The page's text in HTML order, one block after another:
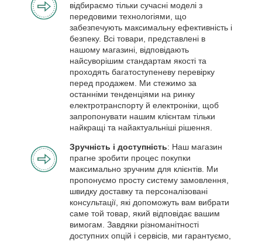
відбираємо тільки сучасні моделі з
передовими технологіями, що
забезпечують максимальну ефективність і
безпеку. Всі товари, представлені в
нашому магазині, відповідають
найсуворішим стандартам якості та
проходять багатоступеневу перевірку
перед продажем. Ми стежимо за
останніми тенденціями на ринку
електротранспорту й електроніки, щоб
запропонувати нашим клієнтам тільки
найкращі та найактуальніші рішення.
Зручність і доступність: Наш магазин
прагне зробити процес покупки
максимально зручним для клієнтів. Ми
пропонуємо просту систему замовлення,
швидку доставку та персоналізовані
консультації, які допоможуть вам вибрати
саме той товар, який відповідає вашим
вимогам. Завдяки різноманітності
доступних опцій і сервісів, ми гарантуємо,